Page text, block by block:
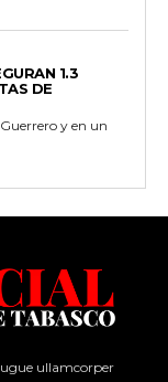
1.3
DE
y en un
ullamcorper